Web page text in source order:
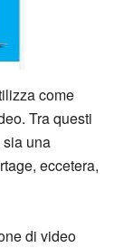
come
Tra questi
una
eccetera,
di video